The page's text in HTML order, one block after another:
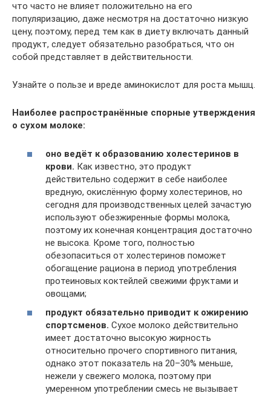
что часто не влияет положительно на его
популяризацию, даже несмотря на достаточно низкую
цену, поэтому, перед тем как в диету включать данный
продукт, следует обязательно разобраться, что он
собой представляет в действительности.
Узнайте о пользе и вреде аминокислот для роста мышц.
Наиболее распространённые спорные утверждения
о сухом молоке:
оно ведёт к образованию холестеринов в
крови. Как известно, это продукт
действительно содержит в себе наиболее
вредную, окислённую форму холестеринов, но
сегодня для производственных целей зачастую
используют обезжиренные формы молока,
поэтому их конечная концентрация достаточно
не высока. Кроме того, полностью
обезопаситься от холестеринов поможет
обогащение рациона в период употребления
протеиновых коктейлей свежими фруктами и
овощами;
продукт обязательно приводит к ожирению
спортсменов. Сухое молоко действительно
имеет достаточно высокую жирность
относительно прочего спортивного питания,
однако этот показатель на 20–30% меньше,
нежели у свежего молока, поэтому при
умеренном употреблении смесь не вызывает